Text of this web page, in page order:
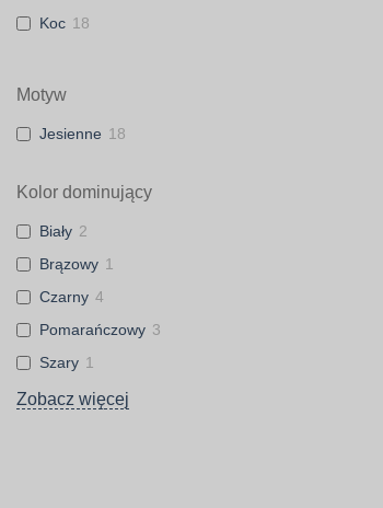
Koc 18
Motyw
Jesienne 18
Kolor dominujący
Biały 2
Brązowy 1
Czarny 4
Pomarańczowy 3
Szary 1
Zobacz więcej